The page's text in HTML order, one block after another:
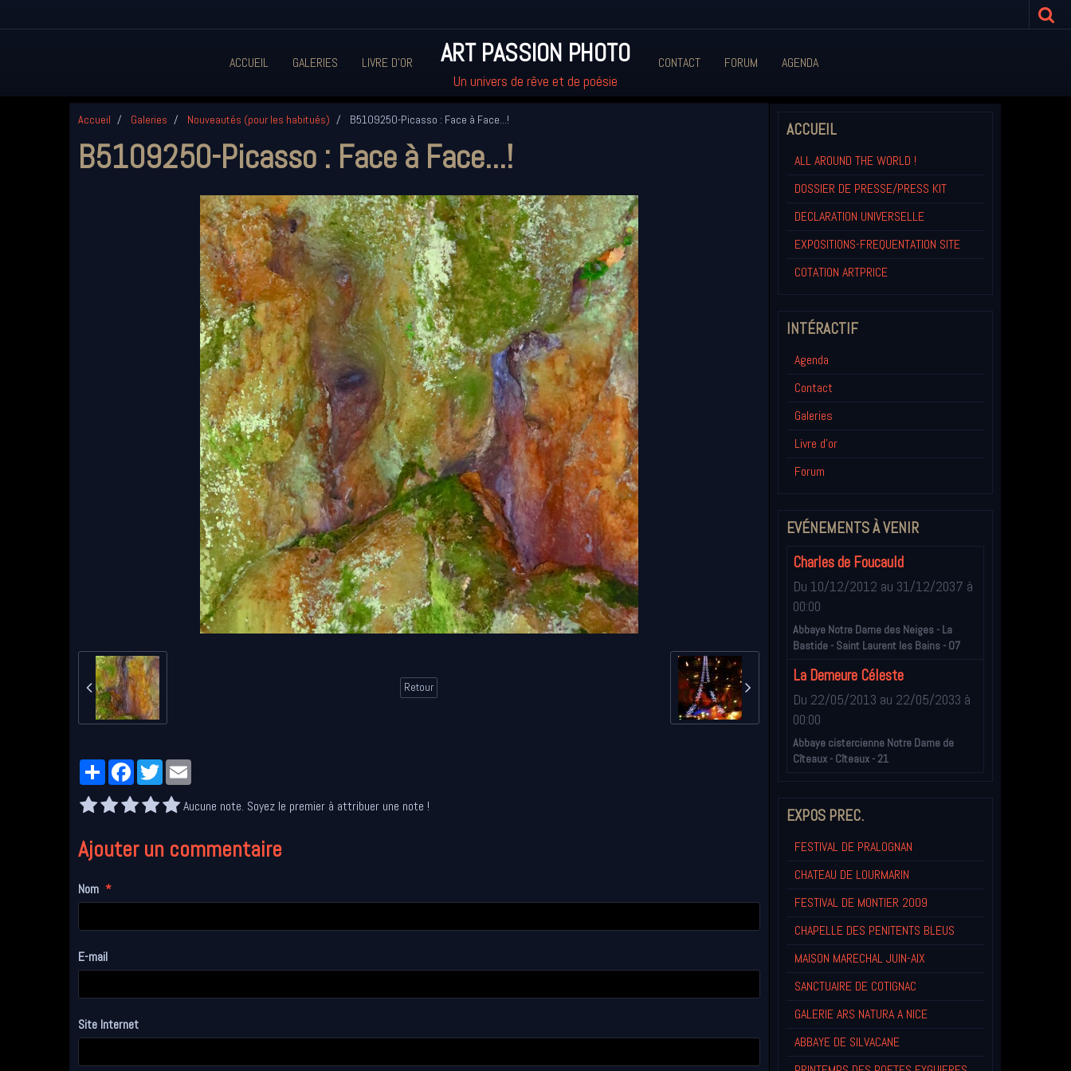
ACCUEIL GALERIES LIVRE D'OR ART PASSION PHOTO
Un univers de rêve et de poésie
CONTACT FORUM AGENDA
Accueil Galeries Nouveautés (pour les habitués) B5109250-Picasso : Face à Face...!
B5109250-Picasso : Face à Face...!
Retour
PartagerFacebookTwitter
Aucune note. Soyez le premier à attribuer une note !
Ajouter un commentaire
Nom
E-mail
Site Internet
ACCUEIL
ALL AROUND THE WORLD !
DOSSIER DE PRESSE/PRESS KIT
DECLARATION UNIVERSELLE
EXPOSITIONS-FREQUENTATION SITE
COTATION ARTPRICE
INTÉRACTIF
Agenda
Contact
Galeries
Livre d'or
Forum
EVÉNEMENTS À VENIR
Charles de Foucauld
Du 10/12/2012 au 31/12/2037 à
00:00
Abbaye Notre Dame des Neiges - La
Bastide - Saint Laurent les Bains - 07
La Demeure Céleste
Du 22/05/2013 au 22/05/2033 à
00:00
Abbaye cistercienne Notre Dame de
Cîteaux - Cîteaux - 21
EXPOS PREC.
FESTIVAL DE PRALOGNAN
CHATEAU DE LOURMARIN
FESTIVAL DE MONTIER 2009
CHAPELLE DES PENITENTS BLEUS
MAISON MARECHAL JUIN-AIX
SANCTUAIRE DE COTIGNAC
GALERIE ARS NATURA A NICE
ABBAYE DE SILVACANE